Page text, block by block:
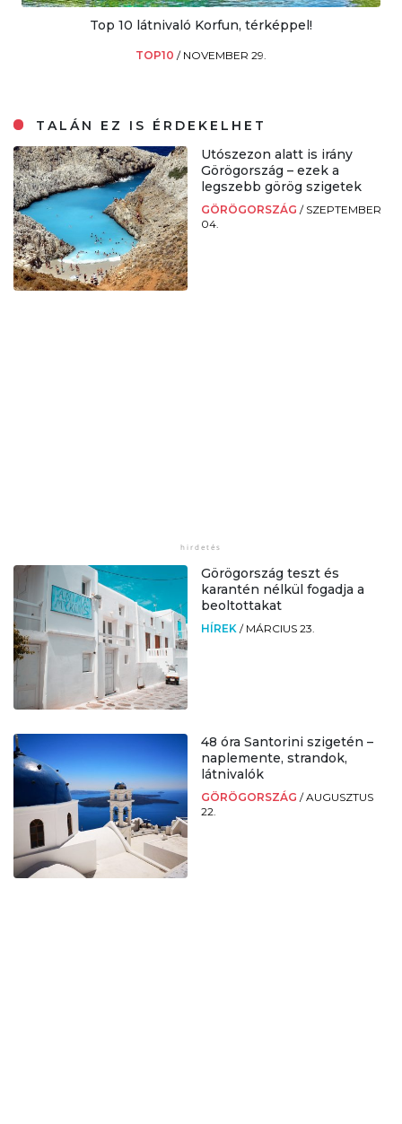
Top 10 látnivaló Korfun, térképpel!
TOP10 / NOVEMBER 29.
TALÁN EZ IS ÉRDEKELHET
Utószezon alatt is irány
Görögország – ezek a
legszebb görög szigetek
GÖRÖGORSZÁG / SZEPTEMBER
04.
Görögország teszt és
karantén nélkül fogadja a
beoltottakat
HÍREK / MÁRCIUS 23.
48 óra Santorini szigetén –
naplemente, strandok,
látnivalók
GÖRÖGORSZÁG /AUGUSZTUS
22.